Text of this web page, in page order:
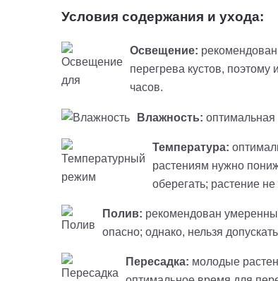
Условия содержания и ухода:
Освещение:
перегрева кустов,
часов.
Влажность:
Температура:
растениям нужно
оберегать; растение
Полив: рекомендован
опасно; однако, нельзя
Пересадка: молодые